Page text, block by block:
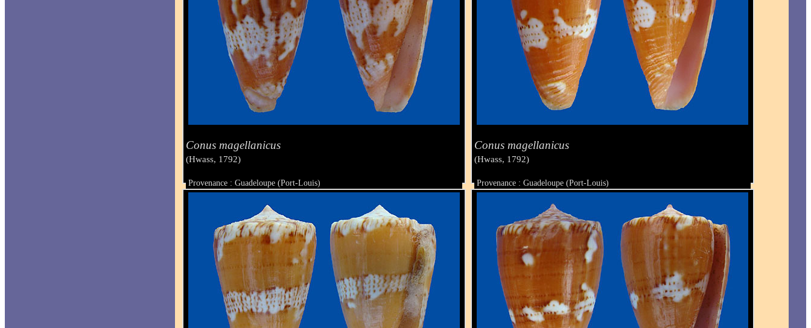
Conus magellanicus
(Hwass, 1792)
Provenance : Guadeloupe (Port-Louis)
Taille : 22.1 mm
Conus magellanicus
(Hwass, 1792)
Provenance : Guadeloupe (Port-Louis)
Taille : 24.8 mm